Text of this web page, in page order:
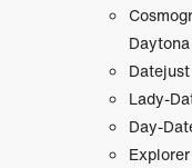
Daytona
Datejust
Lady-
Day-
Explorer